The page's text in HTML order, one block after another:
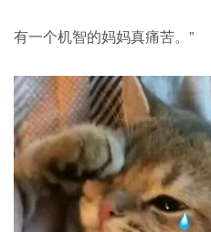
有一个机智的妈妈真痛苦。”